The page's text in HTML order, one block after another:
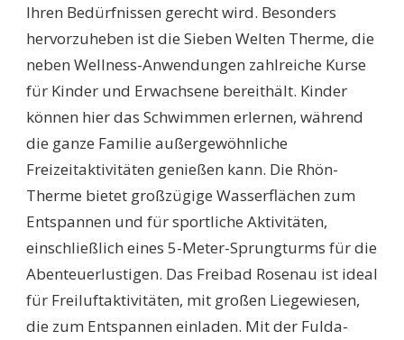
AMILIE!
Ihren Bedürfnissen gerecht wird. Besonders
hervorzuheben ist die Sieben Welten Therme, die
neben Wellness-Anwendungen zahlreiche Kurse
für Kinder und Erwachsene bereithält. Kinder
können hier das Schwimmen erlernen, während
die ganze Familie außergewöhnliche
Freizeitaktivitäten genießen kann. Die Rhön-
Therme bietet großzügige Wasserflächen zum
Entspannen und für sportliche Aktivitäten,
einschließlich eines 5-Meter-Sprungturms für die
Abenteuerlustigen. Das Freibad Rosenau ist ideal
für Freiluftaktivitäten, mit großen Liegewiesen,
die zum Entspannen einladen. Mit der Fulda-